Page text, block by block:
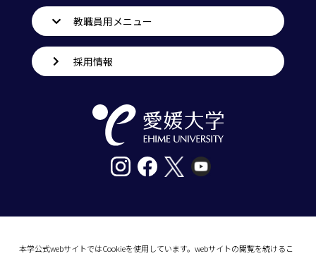
本学公式webサイトではCookieを使用しています。webサイトの閲覧を続けるこ
教職員用メニュー
採用情報